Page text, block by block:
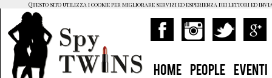
HOME PEOPLE EVENTI
Questo sito utilizza i cookie per migliorare servizi ed esperienza dei lettori ed